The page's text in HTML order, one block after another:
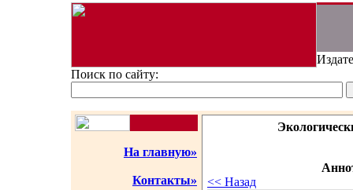
Поиск по сайту:
На главную»
Контакты»
<< Назад